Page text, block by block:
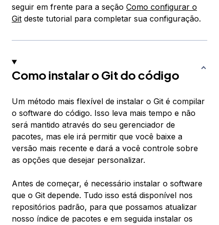
seguir em frente para a seção Como configurar o
Git deste tutorial para completar sua configuração.
Como instalar o Git do código
Um método mais flexível de instalar o Git é compilar
o software do código. Isso leva mais tempo e não
será mantido através do seu gerenciador de
pacotes, mas ele irá permitir que você baixe a
versão mais recente e dará a você controle sobre
as opções que desejar personalizar.
Antes de começar, é necessário instalar o software
que o Git depende. Tudo isso está disponível nos
repositórios padrão, para que possamos atualizar
nosso índice de pacotes e em seguida instalar os